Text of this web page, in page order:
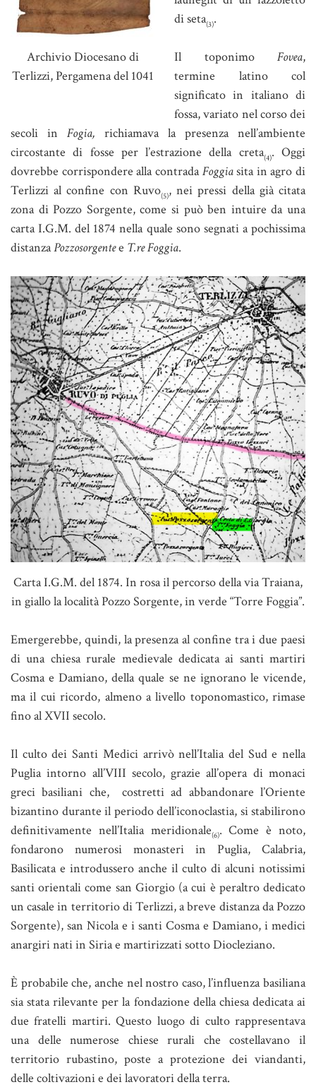
Archivio Diocesano di
Terlizzi, Pergamena del 1041
di seta(3).
Il toponimo Fovea,
termine latino col
significato in italiano di
fossa, variato nel corso dei
secoli in Fogia, richiamava la presenza nell’ambiente
circostante di fosse per l’estrazione della creta(4). Oggi
dovrebbe corrispondere alla contradaFoggiasita in agro di
Terlizzi al confine con Ruvo(5), nei pressi della già citata
zona di Pozzo Sorgente, come si può ben intuire da una
carta I.G.M. del 1874 nella quale sono segnati a pochissima
distanzaPozzosorgentee T.re Foggia.
Carta I.G.M. del 1874. In rosa il percorso della via Traiana,
in giallo la località Pozzo Sorgente, in verde “Torre Foggia”.
Emergerebbe, quindi, la presenza al confine tra i due paesi
di una chiesa rurale medievale dedicata ai santi martiri
Cosma e Damiano, della quale se ne ignorano le vicende,
ma il cui ricordo, almeno a livello toponomastico, rimase
fino al XVII secolo.
Il culto dei Santi Medici arrivò nell’Italia del Sud e nella
Puglia intorno all’VIII secolo, grazie all’opera di monaci
greci basiliani che, costretti ad abbandonare l’Oriente
bizantino durante il periodo dell’iconoclastia, si stabilirono
definitivamente nell’Italia meridionale(6). Come è noto,
fondarono numerosi monasteri in Puglia, Calabria,
Basilicata e introdussero anche il culto di alcuni notissimi
santi orientali come san Giorgio (a cui è peraltro dedicato
un casale in territorio di Terlizzi, a breve distanza da Pozzo
Sorgente), san Nicola e i santi Cosma e Damiano, i medici
anargiri nati in Siria e martirizzati sotto Diocleziano.
È probabile che, anche nel nostro caso, l’influenza basiliana
sia stata rilevante per la fondazione della chiesa dedicata ai
due fratelli martiri. Questo luogo di culto rappresentava
una delle numerose chiese rurali che costellavano il
territorio rubastino, poste a protezione dei viandanti,
delle coltivazioni e dei lavoratori della terra.